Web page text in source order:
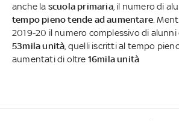
anche la scuola primaria, il numero di
tempo pieno tende ad aumentare .
2019-20 il numero complessivo di
53mila unità , quelli iscritti al tempo
aumentati di oltre 16mila unità